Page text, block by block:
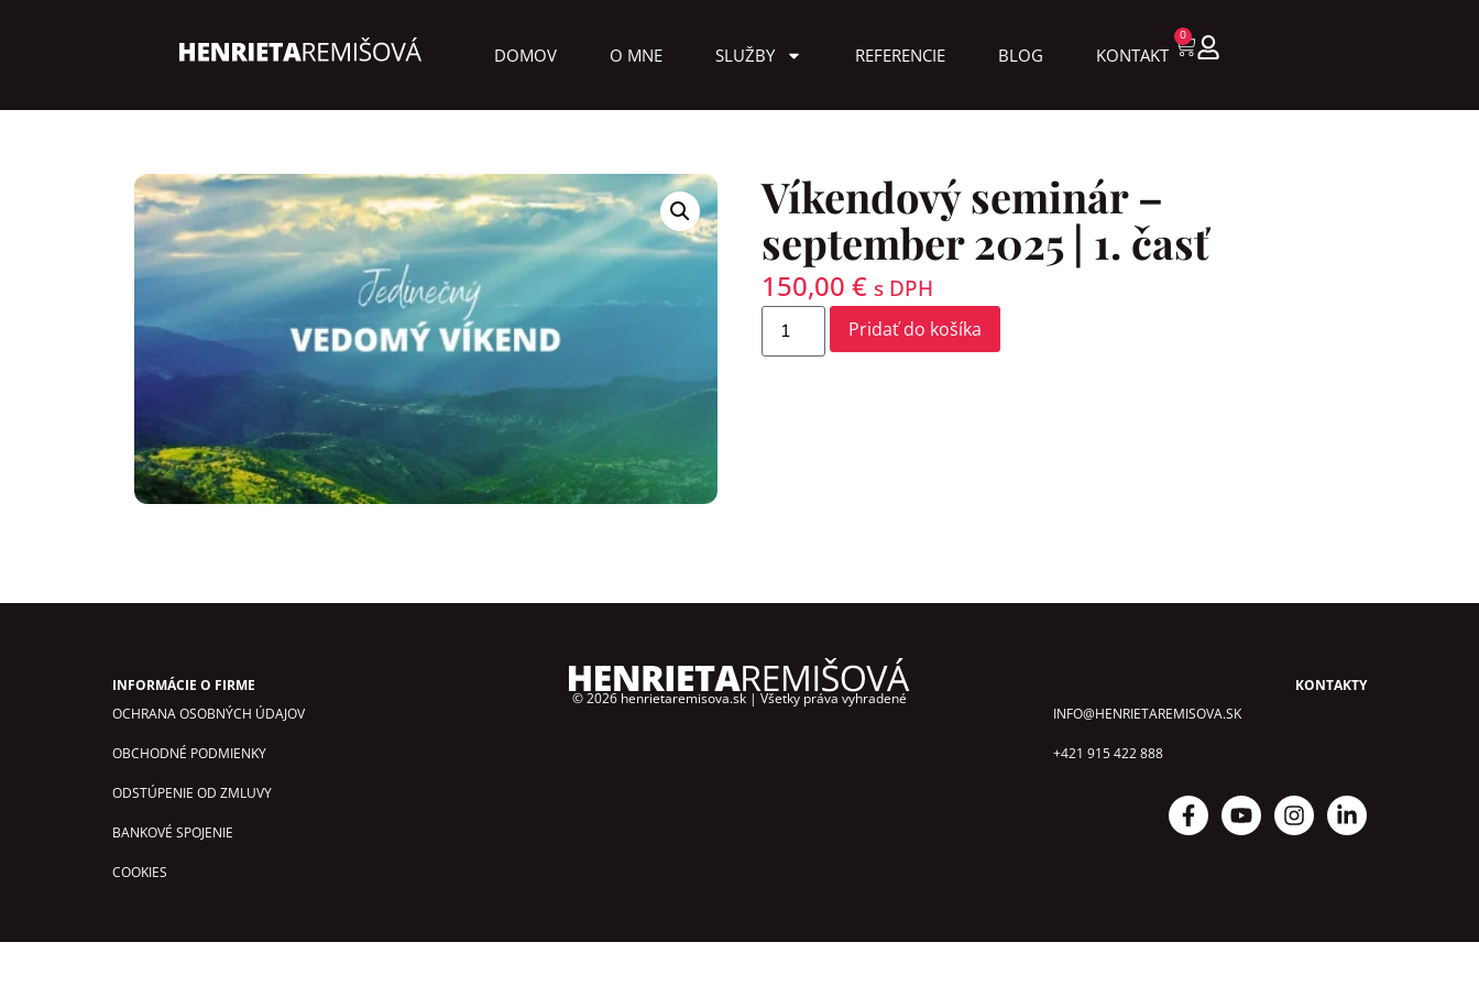
DOMOV O MNE SLUŽBY REFERENCIE BLOG KONTAKT
0
Víkendový seminár –
september 2025 | 1. časť
150,00 € s DPH
Pridať do košíka
INFORMÁCIE O FIRME
OCHRANA OSOBNÝCH ÚDAJOV
OBCHODNÉ PODMIENKY
ODSTÚPENIE OD ZMLUVY
BANKOVÉ SPOJENIE
COOKIES
© 2026 henrietaremisova.sk | Všetky práva vyhradené
KONTAKTY
INFO@HENRIETAREMISOVA.SK
+421 915 422 888